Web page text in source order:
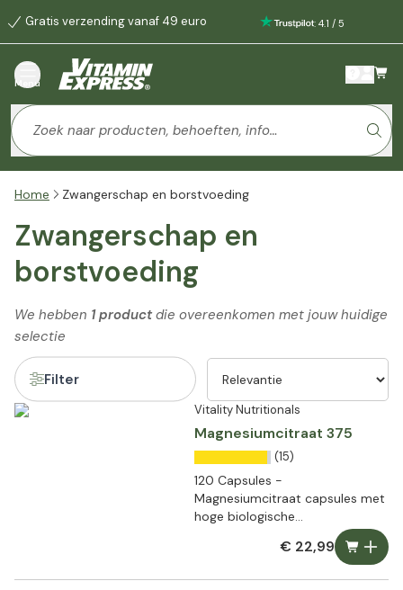
Gratis verzending vanaf 49 euro : 4.1 / 5
Menu
Home Zwangerschap en borstvoeding
Zwangerschap en
borstvoeding
We hebben 1 productdie overeenkomen met jouw huidige
selectie
Filter
Vitality Nutritionals
Magnesiumcitraat 375
(15)
120 Capsules -
Magnesiumcitraat capsules met
hoge biologische
€ 22,99